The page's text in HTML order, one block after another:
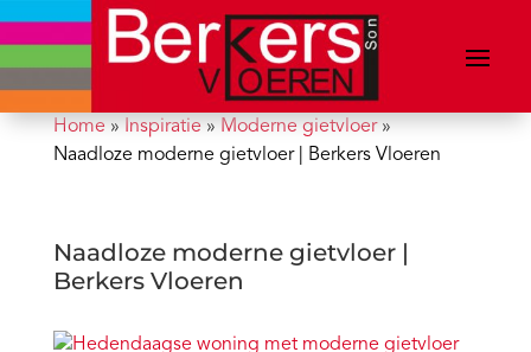
Home» Inspiratie» Moderne gietvloer»
Naadloze moderne gietvloer | Berkers Vloeren
Naadloze moderne gietvloer |
Berkers Vloeren